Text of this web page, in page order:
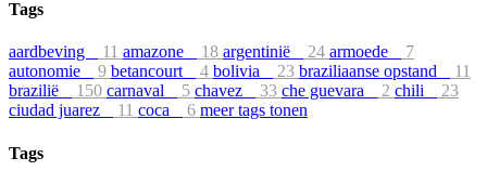
Tags
aardbeving 11 amazone 18 argentinië 24 armoede
7
autonomie
9 betancourt 4 bolivia 23 braziliaanse opstand
11
brazilië
150 carnaval 5 chavez 33 che guevara 2 chili
23
ciudad juarez
11 coca 6 meer tags tonen
Tags